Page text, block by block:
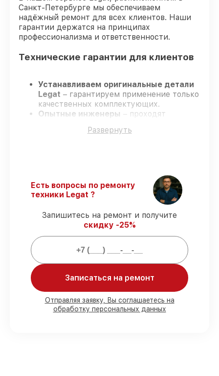
Санкт-Петербурге мы обеспечиваем
надёжный ремонт для всех клиентов. Наши
гарантии держатся на принципах
профессионализма и ответственности.
Технические гарантии для клиентов
Устанавливаем оригинальные детали
Legat – гарантируем применение только
качественных комплектующих.
Опытные инженеры – проходят
уровень их профессионализма.
Официальная гарантия
– все работы и
запчасти защищены гарантийной
Мы гарантируем:
присутствии
деталей Legat есть в наличии в
Петербурге, остальные доступны для
срочного заказа
Развернуть
Есть вопросы по ремонту
техники Legat ?
Запишитесь на ремонт и получите
скидку -25%
Записаться на ремонт
Отправляя заявку, Вы соглашаетесь на
обработку персональных данных